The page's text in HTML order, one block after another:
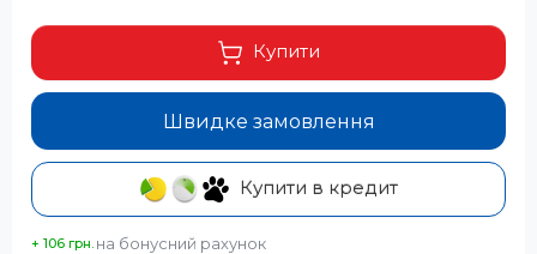
Швидке замовлення
Купити
Купити в кредит
+ 106 грн. на бонусний рахунок